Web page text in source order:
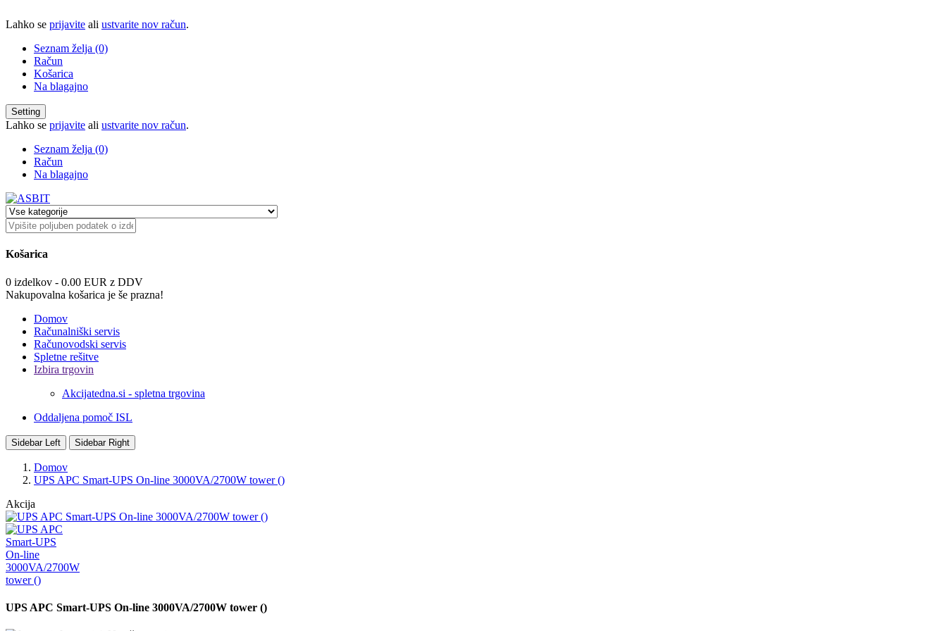
Lahko se prijavite ali ustvarite nov račun.
Seznam želja (0)
Račun
Košarica
Na blagajno
Setting
Lahko se prijavite ali ustvarite nov račun.
Seznam želja (0)
Račun
Na blagajno
Košarica
0 izdelkov - 0.00 EUR z DDV
Nakupovalna košarica je še prazna!
Domov
Računalniški servis
Računovodski servis
Spletne rešitve
Izbira trgovin
Akcijatedna.si - spletna trgovina
Oddaljena pomoč ISL
Sidebar Left Sidebar Right
Domov
UPS APC Smart-UPS On-line 3000VA/2700W tower ()
Akcija
UPS APC Smart-UPS On-line 3000VA/2700W tower ()